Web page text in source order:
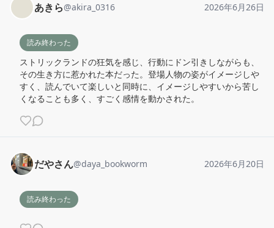
あきら@akira_0316 2026年6月26日
読み終わった
ストリックランドの狂気を感じ、行動にドン引きしながらも、
その生き方に惹かれた本だった。登場人物の姿がイメージしや
すく、読んでいて楽しいと同時に、イメージしやすいから苦し
くなることも多く、すごく感情を動かされた。
だやさん@daya_bookworm 2026年6月20日
読み終わった